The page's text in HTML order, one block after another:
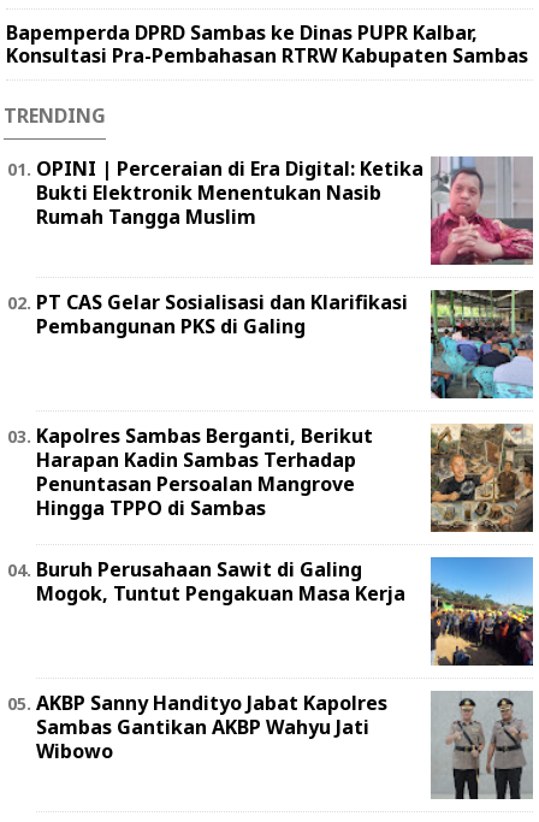
Bapemperda DPRD Sambas ke Dinas PUPR Kalbar,
Konsultasi Pra-Pembahasan RTRW Kabupaten Sambas
TRENDING
OPINI | Perceraian di Era Digital: Ketika
Bukti Elektronik Menentukan Nasib
Rumah Tangga Muslim
PT CAS Gelar Sosialisasi dan Klarifikasi
Pembangunan PKS di Galing
Kapolres Sambas Berganti, Berikut
Harapan Kadin Sambas Terhadap
Penuntasan Persoalan Mangrove
Hingga TPPO di Sambas
Buruh Perusahaan Sawit di Galing
Mogok, Tuntut Pengakuan Masa Kerja
AKBP Sanny Handityo Jabat Kapolres
Sambas Gantikan AKBP Wahyu Jati
Wibowo